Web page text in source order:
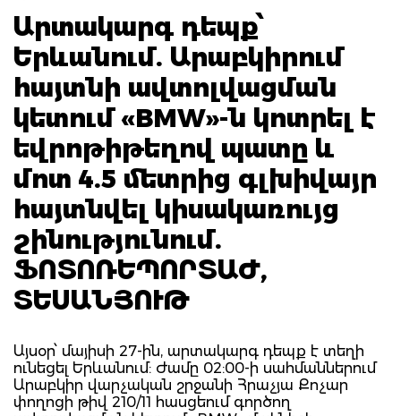
Արտակարգ դեպք՝
Երևանում. Արաբկիրում
հայտնի ավտոլվացման
կետում «BMW»-ն կոտրել է
եվրոթիթեղով պատը և
մոտ 4.5 մետրից գլխիվայր
հայտնվել կիսակառույց
շինությունում.
ՖՈՏՈՌԵՊՈՐՏԱԺ,
ՏԵՍԱՆՅՈՒԹ
Այսօր՝ մայիսի 27-ին, արտակարգ դեպք է տեղի
ունեցել Երևանում: Ժամը 02:00-ի սահմաններում
Արաբկիր վարչական շրջանի Հրաչյա Քոչար
փողոցի թիվ 210/11 հասցեում գործող